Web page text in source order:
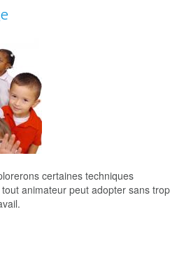
certaines techniques
animateur peut adopter sans trop